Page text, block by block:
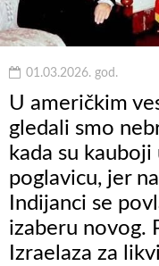
01.03.2026. god.
U američkim
gledali smo
kada su
poglavicu, jer
Indijanci se
izaberu novog.
Izraelaza za